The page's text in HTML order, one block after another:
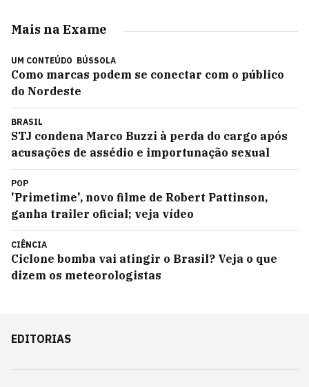
Mais na Exame
UM CONTEÚDO BÚSSOLA
Como marcas podem se conectar com o público
do Nordeste
BRASIL
STJ condena Marco Buzzi à perda do cargo após
acusações de assédio e importunação sexual
POP
'Primetime', novo filme de Robert Pattinson,
ganha trailer oficial; veja vídeo
CIÊNCIA
Ciclone bomba vai atingir o Brasil? Veja o que
dizem os meteorologistas
EDITORIAS